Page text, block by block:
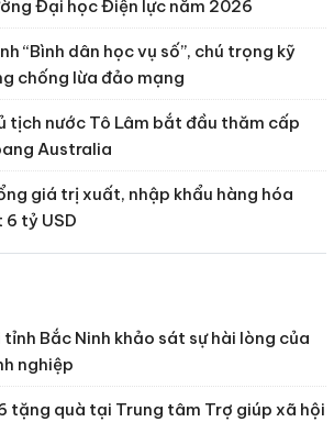
Đại học Điện lực năm 2026
“Bình dân học vụ số”, chú trọng kỹ
chống lừa đảo mạng
tịch nước Tô Lâm bắt đầu thăm cấp
Australia
giá trị xuất, nhập khẩu hàng hóa
tỷ USD
Bắc Ninh khảo sát sự hài lòng của
nghiệp
tặng quà tại Trung tâm Trợ giúp xã hội